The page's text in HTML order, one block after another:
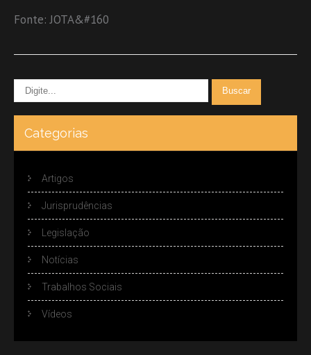
Fonte: JOTA&#160
Categorias
Artigos
Jurisprudências
Legislação
Notícias
Trabalhos Sociais
Vídeos